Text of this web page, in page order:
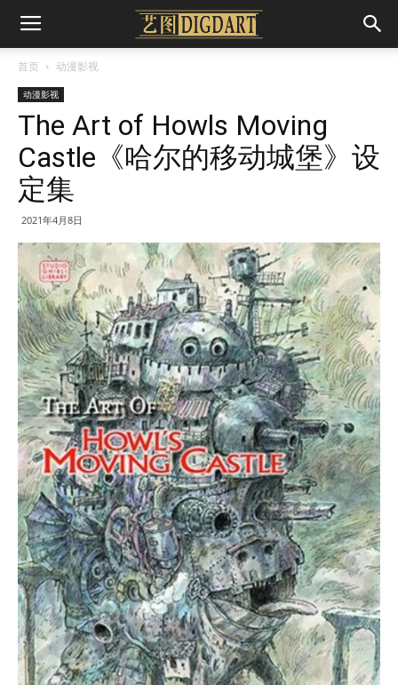
首页 动漫影视
动漫影视
The Art of Howls Moving
Castle《哈尔的移动城堡》设
定集
2021年4月8日